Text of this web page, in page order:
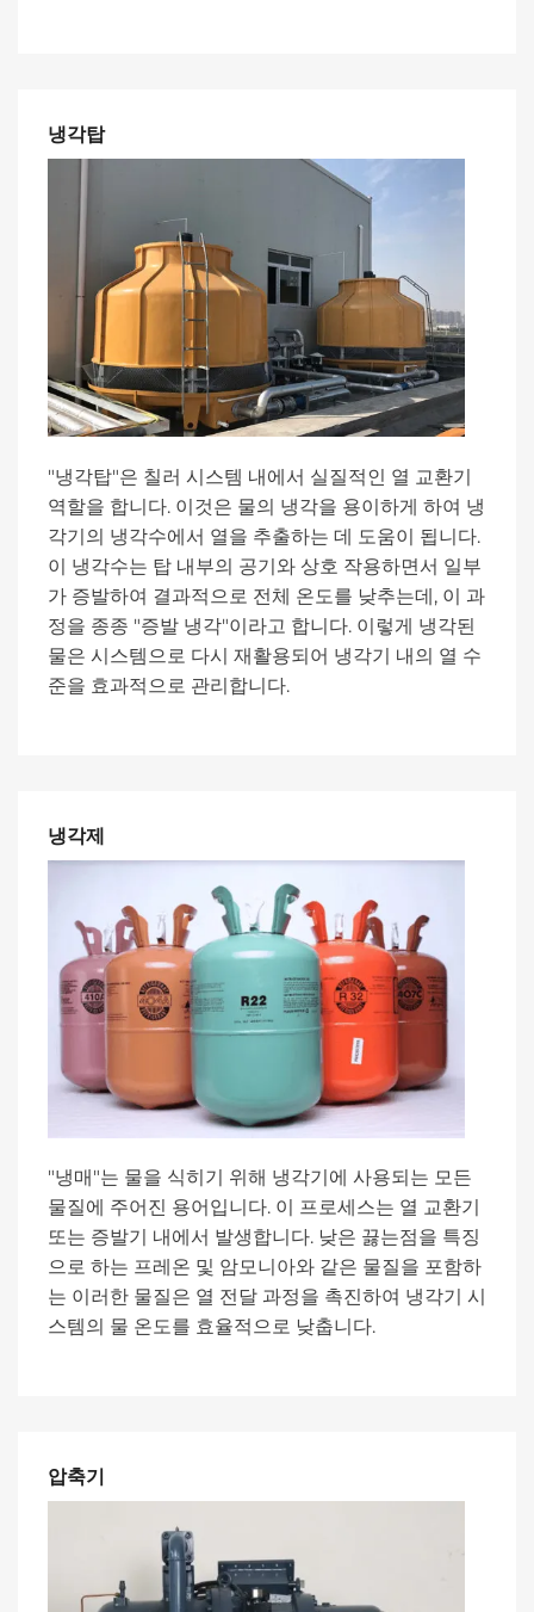
냉각탑
"냉각탑"은 칠러 시스템 내에서 실질적인 열 교환기
역할을 합니다. 이것은 물의 냉각을 용이하게 하여 냉
각기의 냉각수에서 열을 추출하는 데 도움이 됩니다.
이 냉각수는 탑 내부의 공기와 상호 작용하면서 일부
가 증발하여 결과적으로 전체 온도를 낮추는데, 이 과
정을 종종 "증발 냉각"이라고 합니다. 이렇게 냉각된
물은 시스템으로 다시 재활용되어 냉각기 내의 열 수
준을 효과적으로 관리합니다.
냉각제
"냉매"는 물을 식히기 위해 냉각기에 사용되는 모든
물질에 주어진 용어입니다. 이 프로세스는 열 교환기
또는 증발기 내에서 발생합니다. 낮은 끓는점을 특징
으로 하는 프레온 및 암모니아와 같은 물질을 포함하
는 이러한 물질은 열 전달 과정을 촉진하여 냉각기 시
스템의 물 온도를 효율적으로 낮춥니다.
압축기